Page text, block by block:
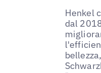
Henkel
dal